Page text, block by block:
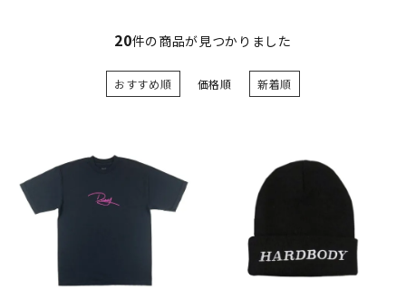
20件の商品が見つかりました
おすすめ順 価格順 新着順